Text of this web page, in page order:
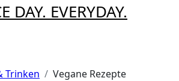
DAY. EVERYDAY.
Trinken Vegane Rezepte